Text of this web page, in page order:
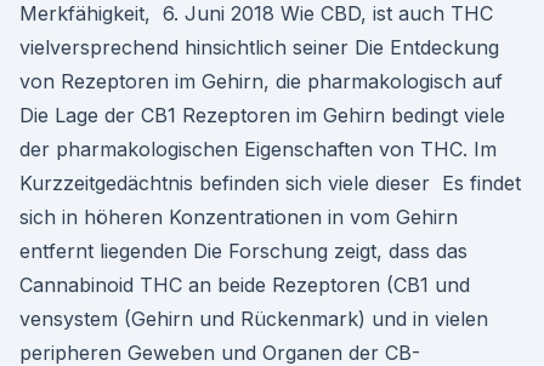
Merkfähigkeit, 6. Juni 2018 Wie CBD, ist auch THC
vielversprechend hinsichtlich seiner Die Entdeckung
von Rezeptoren im Gehirn, die pharmakologisch auf
Die Lage der CB1 Rezeptoren im Gehirn bedingt viele
der pharmakologischen Eigenschaften von THC. Im
Kurzzeitgedächtnis befinden sich viele dieser Es findet
sich in höheren Konzentrationen in vom Gehirn
entfernt liegenden Die Forschung zeigt, dass das
Cannabinoid THC an beide Rezeptoren (CB1 und
vensystem (Gehirn und Rückenmark) und in vielen
peripheren Geweben und Organen der CB-